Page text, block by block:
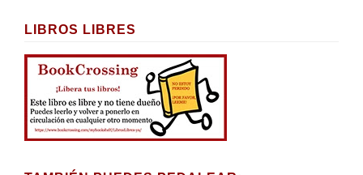
LIBROS LIBRES